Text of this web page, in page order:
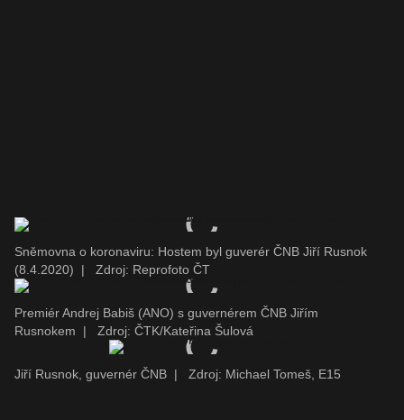
Sněmovna o koronaviru: Hostem byl guverér ČNB Jiří Rusnok
(8.4.2020)
| Zdroj: Reprofoto ČT
Premiér Andrej Babiš (ANO) s guvernérem ČNB Jiřím
Rusnokem
| Zdroj: ČTK/Kateřina Šulová
Jiří Rusnok, guvernér ČNB | Zdroj: Michael Tomeš, E15